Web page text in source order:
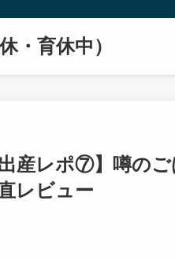
・育休中）
出産レポ⑦】噂の
レビュー